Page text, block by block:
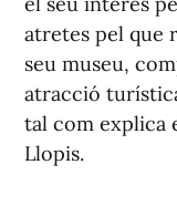
atretes pel que
seu museu,
atracció
tal com explica
Llopis.